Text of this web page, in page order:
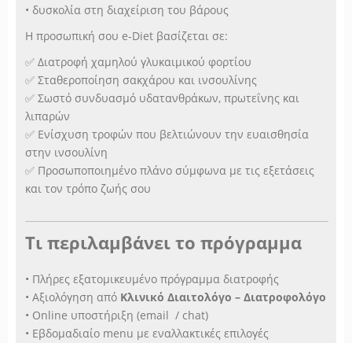
• δυσκολία στη διαχείριση του βάρους
Η προσωπική σου e-Diet βασίζεται σε:
✅ Διατροφή χαμηλού γλυκαιμικού φορτίου
✅ Σταθεροποίηση σακχάρου και ινσουλίνης
✅ Σωστό συνδυασμό υδατανθράκων, πρωτεΐνης και
λιπαρών
✅ Ενίσχυση τροφών που βελτιώνουν την ευαισθησία
στην ινσουλίνη
✅ Προσωποποιημένο πλάνο σύμφωνα με τις εξετάσεις
και τον τρόπο ζωής σου
Τι περιλαμβάνει το πρόγραμμα
• Πλήρες εξατομικευμένο πρόγραμμα διατροφής
• Αξιολόγηση από Κλινικό Διαιτολόγο – Διατροφολόγο
• Online υποστήριξη (email / chat)
• Εβδομαδιαίο menu με εναλλακτικές επιλογές